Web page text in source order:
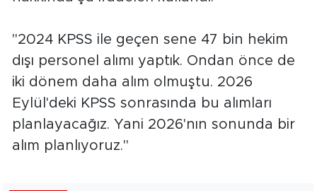
"2024 KPSS ile geçen sene 47 bin hekim
dışı personel alımı yaptık. Ondan önce de
iki dönem daha alım olmuştu. 2026
Eylül'deki KPSS sonrasında bu alımları
planlayacağız. Yani 2026'nın sonunda bir
alım planlıyoruz."